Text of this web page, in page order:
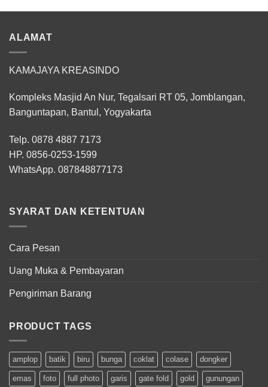
ALAMAT
KAMAJAYA KREASINDO
Kompleks Masjid An Nur, Tegalsari RT 05, Jomblangan,
Banguntapan, Bantul, Yogyakarta
Telp. 0878 4887 7173
HP. 0856-0253-1599
WhatsApp. 087848877173
SYARAT DAN KETENTUAN
Cara Pesan
Uang Muka & Pembayaran
Pengiriman Barang
PRODUCT TAGS
amplop batik biru bunga coklat colase dongker
emas foto full photo garis gate fold gold gunungan